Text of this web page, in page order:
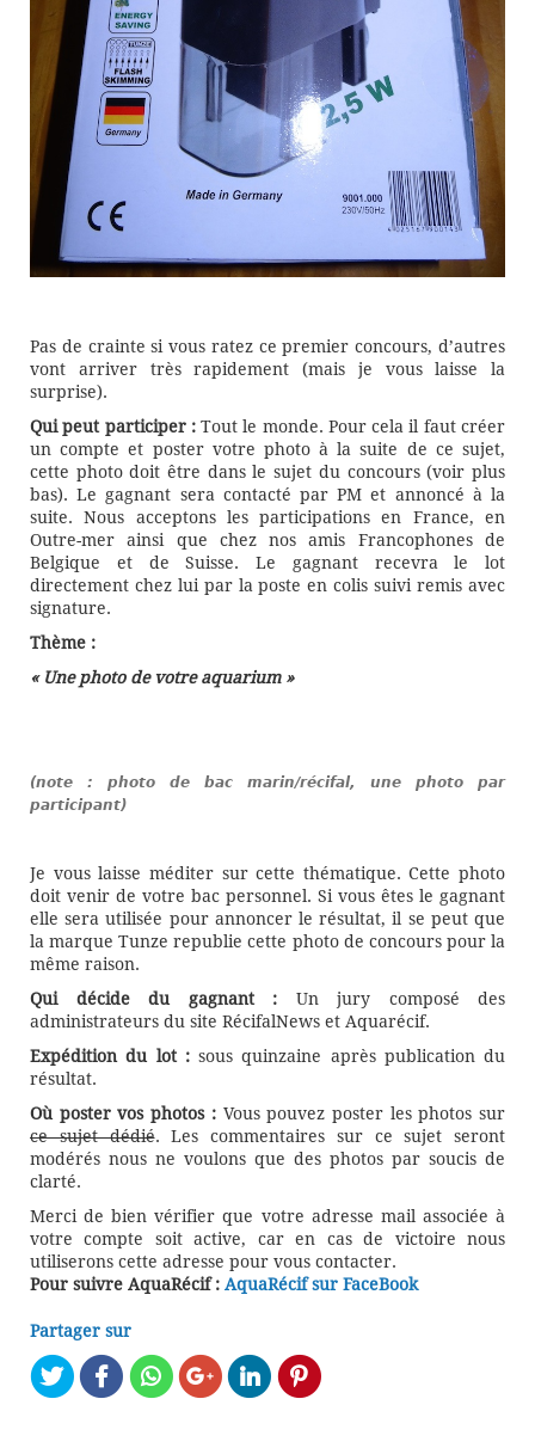
Pas de crainte si vous ratez ce premier concours, d’autres
vont arriver très rapidement (mais je vous laisse la
surprise).
Qui peut participer :Tout le monde. Pour cela il faut créer
un compte et poster votre photo à la suite de ce sujet,
cette photo doit être dans le sujet du concours (voir plus
bas). Le gagnant sera contacté par PM et annoncé à la
suite. Nous acceptons les participations en France, en
Outre-mer ainsi que chez nos amis Francophones de
Belgique et de Suisse. Le gagnant recevra le lot
directement chez lui par la poste en colis suivi remis avec
signature.
Thème :
« Une photo de votre aquarium »
(note : photo de bac marin/récifal, une photo par
participant)
Je vous laisse méditer sur cette thématique. Cette photo
doit venir de votre bac personnel. Si vous êtes le gagnant
elle sera utilisée pour annoncer le résultat, il se peut que
la marque Tunze republie cette photo de concours pour la
même raison.
Qui décide du gagnant : Un jury composé des
administrateurs du site RécifalNews et Aquarécif.
Expédition du lot :sous quinzaine après publication du
résultat.
Où poster vos photos :Vous pouvez poster les photos sur
ce sujet dédié. Les commentaires sur ce sujet seront
modérés nous ne voulons que des photos par soucis de
clarté.
Merci de bien vérifier que votre adresse mail associée à
votre compte soit active, car en cas de victoire nous
utiliserons cette adresse pour vous contacter.
Pour suivre AquaRécif : AquaRécif sur FaceBook
Partager sur